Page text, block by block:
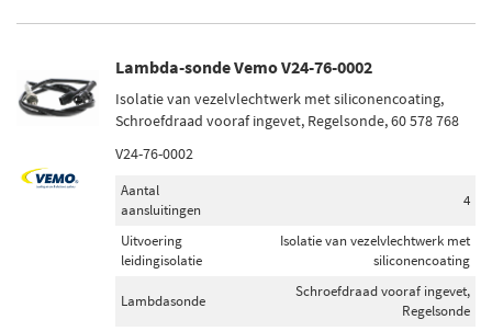
Lambda-sonde Vemo V24-76-0002
Isolatie van vezelvlechtwerk met siliconencoating,
Schroefdraad vooraf ingevet, Regelsonde, 60 578 768
V24-76-0002
Aantal
aansluitingen
4
Uitvoering
leidingisolatie
Isolatie van vezelvlechtwerk met
siliconencoating
Lambdasonde
Schroefdraad vooraf ingevet,
Regelsonde